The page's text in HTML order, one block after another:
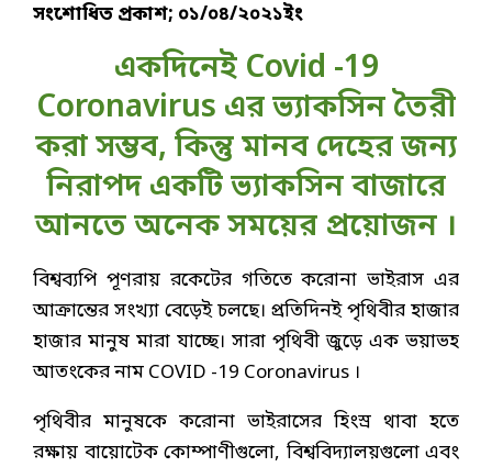
সংশোধিত প্রকাশ; ০১/০৪/২০২১ইং
একদিনেই Covid -19
Coronavirus এর ভ্যাকসিন তৈরী
করা সম্ভব, কিন্তু মানব দেহের জন্য
নিরাপদ একটি ভ্যাকসিন বাজারে
আনতে অনেক সময়ের প্রয়োজন ।
বিশ্বব্যপি পূণরায় রকেটের গতিতে করোনা ভাইরাস এর
আক্রান্তের সংখ্যা বেড়েই চলছে। প্রতিদিনই পৃথিবীর হাজার
হাজার মানুষ মারা যাচ্ছে। সারা পৃথিবী জুড়ে এক ভয়াভহ
আতংকের নাম COVID -19 Coronavirus ।
পৃথিবীর মানুষকে করোনা ভাইরাসের হিংস্র থাবা হতে
রক্ষায় বায়োটেক কোম্পাণীগুলো, বিশ্ববিদ্যালয়গুলো এবং